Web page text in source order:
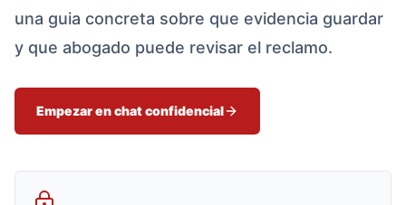
una guia concreta sobre que evidencia guardar
y que abogado puede revisar el reclamo.
Empezar en chat confidencial